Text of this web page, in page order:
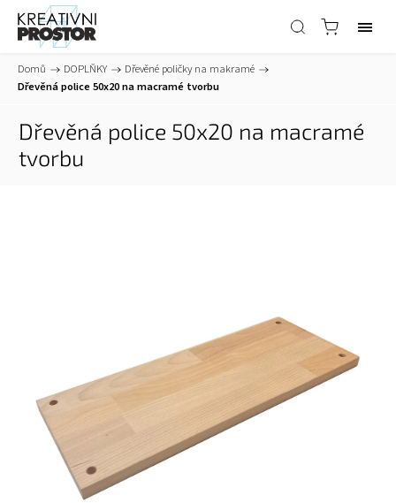
Domů / DOPLŇKY / Dřevěné poličky na makramé /
Dřevěná police 50x20 na macramé tvorbu
Dřevěná police 50x20 na macramé
tvorbu